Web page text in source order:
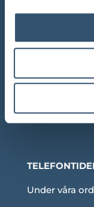
Röda dagar:
Telefon: 042 –
Under våra